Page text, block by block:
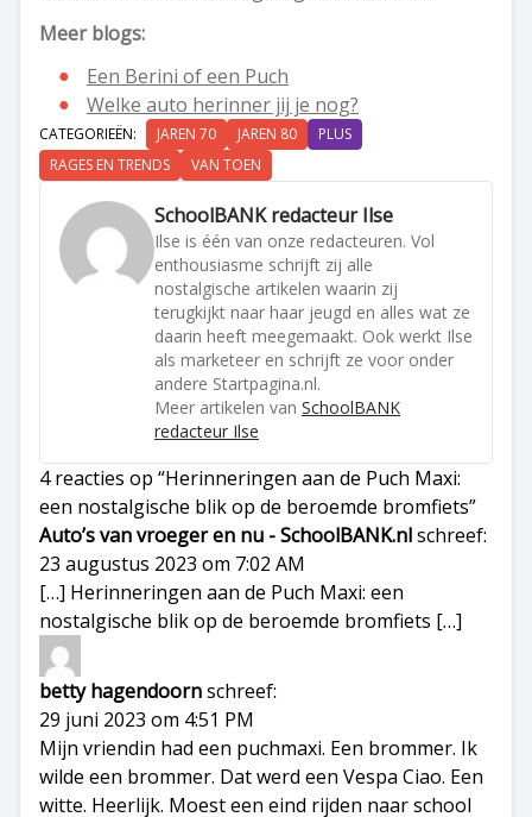
Meer blogs:
Een Berini of een Puch
Welke auto herinner jij je nog?
CATEGORIEËN: JAREN 70 JAREN 80
PLUS
RAGES EN TRENDS
VAN TOEN
SchoolBANK redacteur Ilse
Ilse is één van onze redacteuren. Vol
enthousiasme schrijft zij alle
nostalgische artikelen waarin zij
terugkijkt naar haar jeugd en alles wat ze
daarin heeft meegemaakt. Ook werkt Ilse
als marketeer en schrijft ze voor onder
andere Startpagina.nl.
Meer artikelen van SchoolBANK
redacteur Ilse
4 reacties op “Herinneringen aan de Puch Maxi:
een nostalgische blik op de beroemde bromfiets”
Auto’s van vroeger en nu - SchoolBANK.nlschreef:
23 augustus 2023 om 7:02 AM
[…] Herinneringen aan de Puch Maxi: een
nostalgische blik op de beroemde bromfiets […]
betty hagendoornschreef:
29 juni 2023 om 4:51 PM
Mijn vriendin had een puchmaxi. Een brommer. Ik
wilde een brommer. Dat werd een Vespa Ciao. Een
witte. Heerlijk. Moest een eind rijden naar school